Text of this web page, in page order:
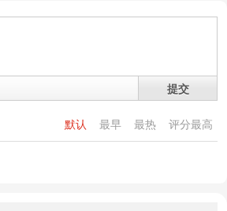
提交
默认 最早 最热 评分最高